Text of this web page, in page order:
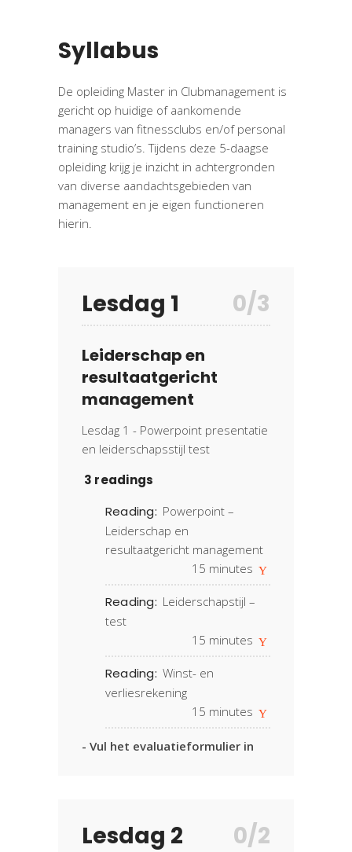
Syllabus
De opleiding Master in Clubmanagement is
gericht op huidige of aankomende
managers van fitnessclubs en/of personal
training studio’s. Tijdens deze 5-daagse
opleiding krijg je inzicht in achtergronden
van diverse aandachtsgebieden van
management en je eigen functioneren
hierin.
Lesdag 1 0/3
Leiderschap en
resultaatgericht
management
Lesdag 1 - Powerpoint presentatie
en leiderschapsstijl test
3 readings
Reading: Powerpoint –
Leiderschap en
resultaatgericht management
15 minutes
Reading: Leiderschapstijl –
test
15 minutes
Reading: Winst- en
verliesrekening
15 minutes
- Vul het evaluatieformulier in
Lesdag 2 0/2